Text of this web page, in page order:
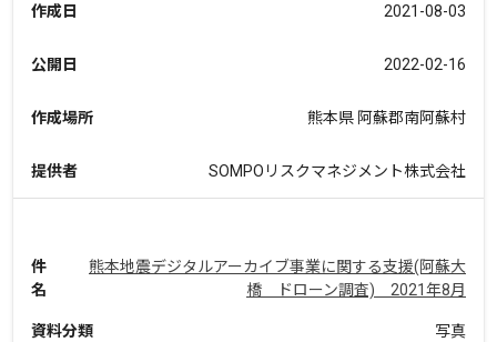
作成日 2021-08-03
公開日 2022-02-16
作成場所 熊本県 阿蘇郡南阿蘇村
提供者 SOMPOリスクマネジメント株式会社
件
名
熊本地震デジタルアーカイブ事業に関する支援(阿蘇大
橋 ドローン調査) 2021年8月
資料分類 写真